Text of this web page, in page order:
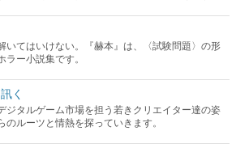
いてはいけない。『赫本』は、〈試験問題〉の形
ラー小説集です。
く
ジタルゲーム市場を担う若きクリエイター達の姿
のルーツと情熱を探っていきます。